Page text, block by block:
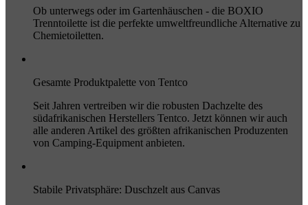
Ob unterwegs oder im Gartenhäuschen - die BOXIO
Trenntoilette ist die perfekte umweltfreundliche Alternative zu
Chemietoiletten.
Gesamte Produktpalette von Tentco
Seit Jahren vertreiben wir die robusten Dachzelte des
südafrikanischen Herstellers Tentco. Jetzt können wir auch
alle anderen Artikel des größten afrikanischen Produzenten
von Camping-Equipment anbieten.
Stabile Privatsphäre: Duschzelt aus Canvas